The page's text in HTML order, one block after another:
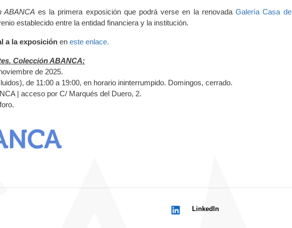
ABANCAes la primera exposición que podrá verse en la renovadaGalería Casa de
establecido entre la entidad financiera y la institución.
a la exposición en este enlace.
Colección ABANCA:
de 2025.
de 11:00 a 19:00, en horario ininterrumpido. Domingos, cerrado.
| acceso por C/ Marqués del Duero, 2.
LinkedIn